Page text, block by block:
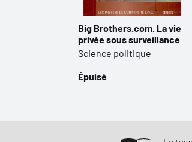
Big Brothers.com. La vie
privée sous surveillance
Science politique
Épuisé